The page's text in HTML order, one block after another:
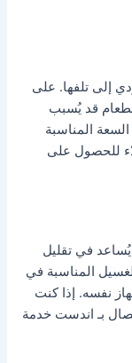
إلى تلفها. على
قد يُسبب
المناسبة
للحصول على
يُساعد في تقليل
المناسبة في
نفسه. إذا كنت
بـ اندست خدمة